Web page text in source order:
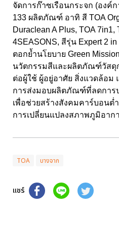
จัดการก๊าซเรือนกระจก (องค์
133 ผลิตภัณฑ์ อาทิ สี TOA
Duraclean A Plus, TOA 7in1,
4SEASONS, สีรุ่น Expert 2
ตอกย้ำนโยบาย Green
นวัตกรรมสีและผลิตภัณฑ์วัสดุ
ต่อผู้ใช้ ผู้อยู่อาศัย สิ่งแวดล้อม
การส่งมอบผลิตภัณฑ์ที่ลดการ
เพื่อช่วยสร้างสังคมคาร์บอนต่
การเปลี่ยนแปลงสภาพภูมิอาก
TOA บางจาก
แชร์